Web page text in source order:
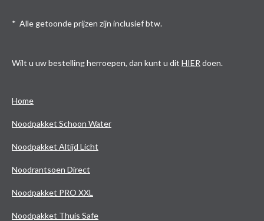
* Alle getoonde prijzen zijn inclusief btw.
Wilt u uw bestelling herroepen, dan kunt u dit HIER doen.
Home
Noodpakket Schoon Water
Noodpakket Altijd Licht
Noodrantsoen Direct
Noodpakket PRO XXL
Noodpakket Thuis Safe